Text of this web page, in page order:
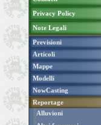
Privacy Policy
Note Legali
Previsioni
Articoli
Mappe
Modelli
NowCasting
Reportage
Alluvioni